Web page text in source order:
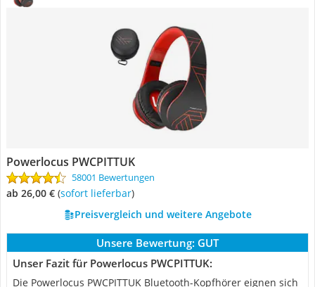
Powerlocus PWCPITTUK
58001 Bewertungen
ab 26,00 € ( Sofort lieferbar)
Preisvergleich und weitere Angebote
Unsere Bewertung: GUT
Unser Fazit für Powerlocus PWCPITTUK:
Die Powerlocus PWCPITTUK Bluetooth-Kopfhörer eignen sich